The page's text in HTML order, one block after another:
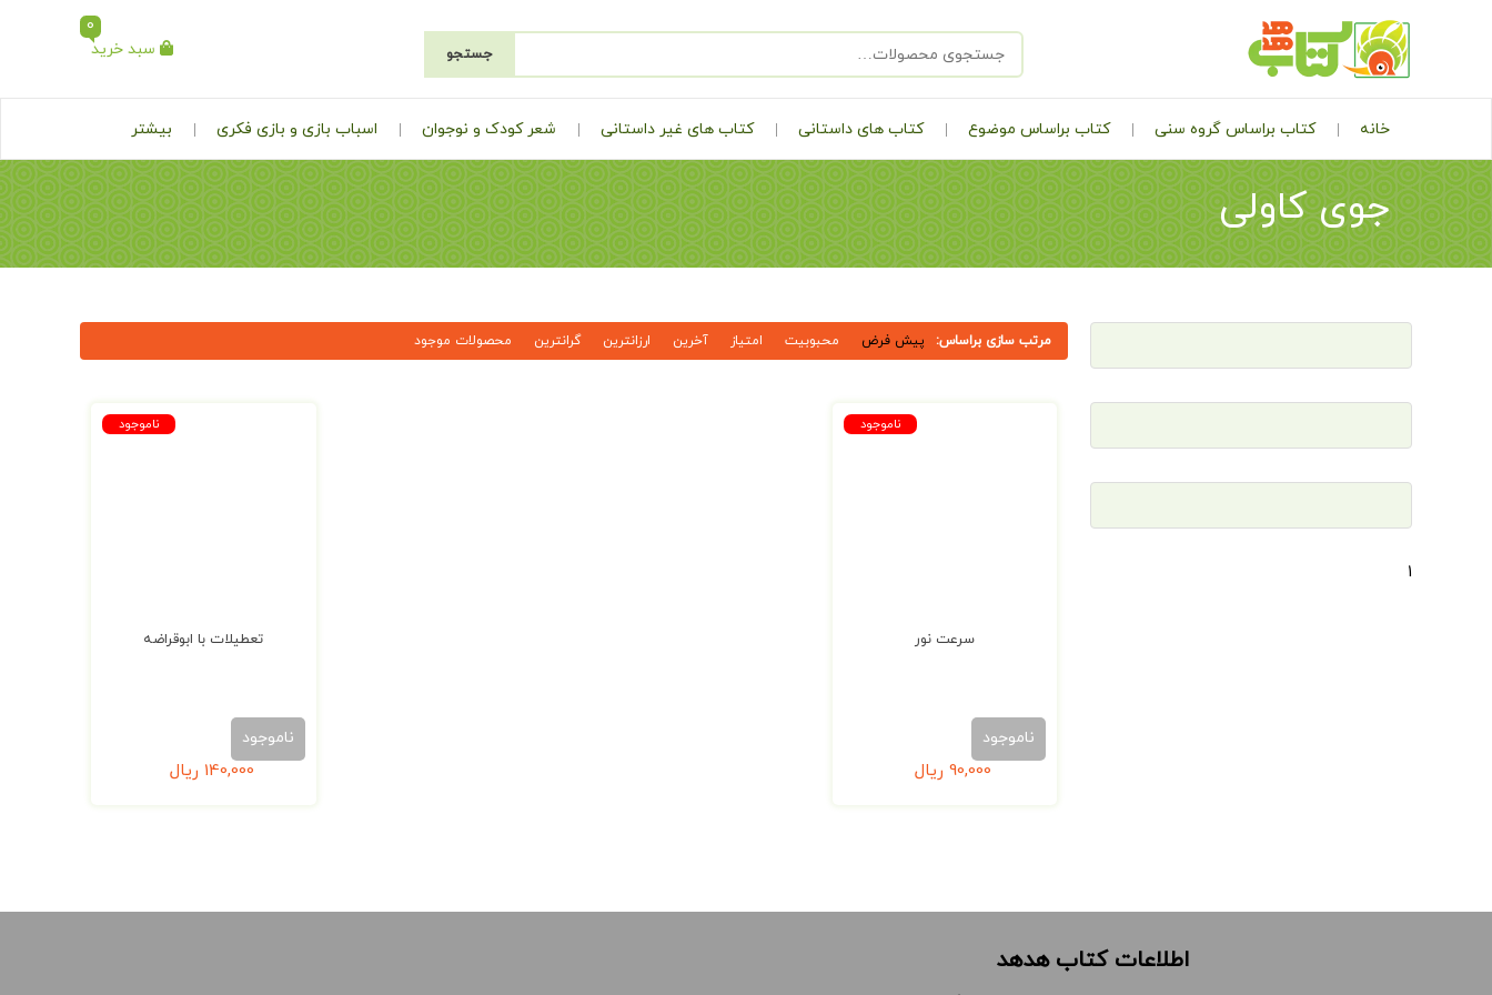
جستجو سبد خرید
0
خانه کتاب براساس گروه سنی کتاب براساس موضوع کتاب های داستانی کتاب های غیر داستانی شعر کودک و نوجوان اسباب بازی و بازی فکری بیشتر
جوی کاولی
1
مرتب سازی براساس: پیش فرض محبوبیت امتیاز آخرین ارزانترین گرانترین محصولات موجود
سرعت نور
90,000 ریال
ناموجود
ناموجود
تعطیلات با ابوقراضه
140,000 ریال
ناموجود
ناموجود
اطلاعات کتاب هدهد